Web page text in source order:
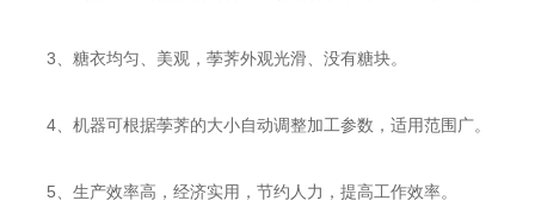
3、糖衣均匀、美观，荸荠外观光滑、没有糖块。
4、机器可根据荸荠的大小自动调整加工参数，适用范围广。
5、生产效率高，经济实用，节约人力，提高工作效率。